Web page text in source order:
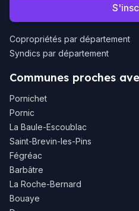
Copropriétés par département
Syndics par département
Communes proches
Pornichet
Pornic
La Baule-Escoublac
Saint-Brevin-les-Pins
Fégréac
Barbâtre
La Roche-Bernard
Bouaye